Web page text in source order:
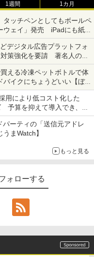
1週間 1カ月
タッチペンとしてもボールペ
ウェイ」発売 iPadにも紙に
デジタル広告プラットフォ
策強化を要請 著名人の写
対策として
える冷凍ペットボトルで体
イクにちょうどいい【ぼっ
時間でなにしてる？】
用により低コスト化した
予算を抑えて導入でき、
能
ーティの「送信元アドレ
まWatch】
もっと見る
ォローする